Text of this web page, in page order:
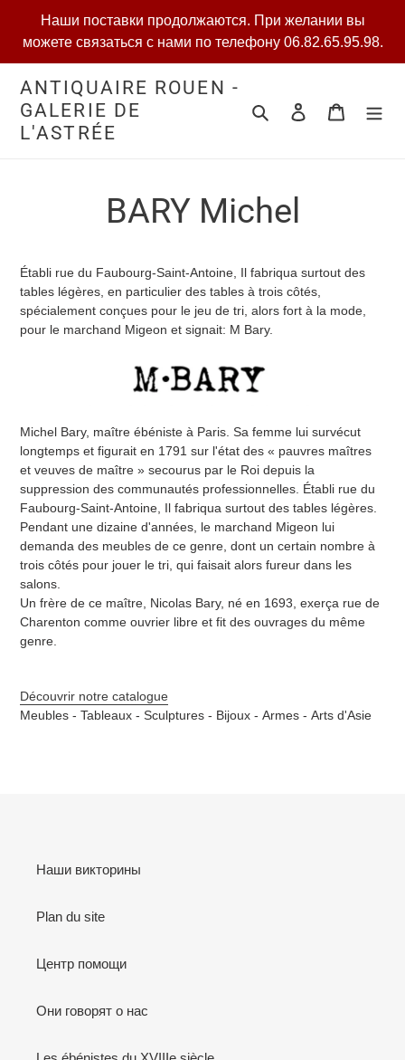
содержанию
Наши поставки продолжаются. При желании вы
можете связаться с нами по телефону 06.82.65.95.98.
ANTIQUAIRE ROUEN -
GALERIE DE
L'ASTRÉE
поиск Войти вВаш
BARY Michel
Établi rue du Faubourg-Saint-Antoine, Il fabriqua surtout des
tables légères, en particulier des tables à trois côtés,
spécialement conçues pour le jeu de tri, alors fort à la mode,
pour le marchand Migeon et signait: M Bary.
Michel Bary, maître ébéniste à Paris. Sa femme lui survécut
longtemps et figurait en 1791 sur l'état des « pauvres maîtres
et veuves de maître » secourus par le Roi depuis la
suppression des communautés professionnelles. Établi rue du
Faubourg-Saint-Antoine, Il fabriqua surtout des tables légères.
Pendant une dizaine d'années, le marchand Migeon lui
demanda des meubles de ce genre, dont un certain nombre à
trois côtés pour jouer le tri, qui faisait alors fureur dans les
salons.
Un frère de ce maître, Nicolas Bary, né en 1693, exerça rue de
Charenton comme ouvrier libre et fit des ouvrages du même
genre.
Découvrir notre catalogue
Meubles - Tableaux - Sculptures - Bijoux - Armes - Arts d'Asie
Наши викторины
Plan du site
Центр помощи
Они говорят о нас